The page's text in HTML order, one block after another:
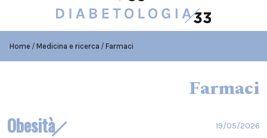
Home Medicina e ricerca Farmaci
Farmaci
Obesità 19/05/2026